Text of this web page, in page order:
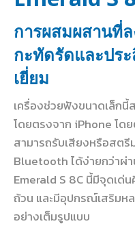
การผสมผสานที่
กะทัดรัดและปร
เยี่ยม
เครื่องช่วยฟังขนาดเล็กนี้
โดยตรงจาก iPhone โด
สามารถรับเสียงหรือสต
Bluetooth ได้ง่ายกว่าผ่
Emerald S 8C นี้มีจุดเ
ถ้วน และมีอุปกรณ์เสริมห
อย่างเต็มรูปแบบ